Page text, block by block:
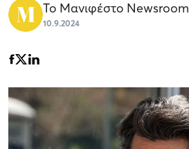
Το Μανιφέστο Newsroom
10.9.2024